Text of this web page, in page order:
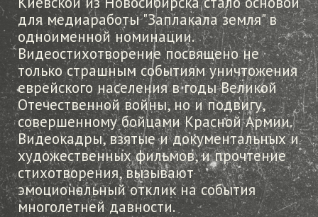
для медиаработы "Заплакала земля" в
одноименной номинации.
Видеостихотворение посвящено не
только страшным событиям уничтожения
еврейского населения в годы Великой
Отечественной войны, но и подвигу,
совершенному бойцами Красной Армии.
Видеокадры, взятые и документальных и
художественных фильмов, и прочтение
стихотворения, вызывают
эмоциональный отклик на события
многолетней давности.